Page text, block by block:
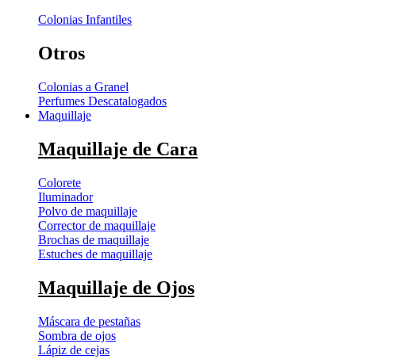
Colonias Infantiles
Otros
Colonias a Granel
Perfumes Descatalogados
Maquillaje
Maquillaje de Cara
Colorete
Iluminador
Polvo de maquillaje
Corrector de maquillaje
Brochas de maquillaje
Estuches de maquillaje
Maquillaje de Ojos
Máscara de pestañas
Sombra de ojos
Lápiz de cejas